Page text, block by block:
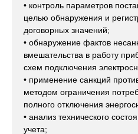
• контроль параметров
целью обнаружения и
договорных значений;
• обнаружение фактов
вмешательства в работу
схем подключения
• применение санкций
методом ограничения
полного отключения
• анализ технического
учета;